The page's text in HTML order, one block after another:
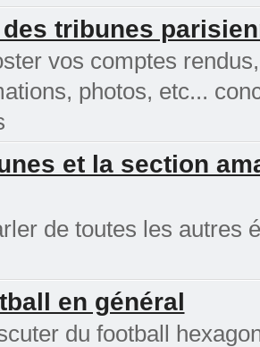
tribunes
vos comptes
photos, etc...
et la section
de toutes les autres
en général
du football